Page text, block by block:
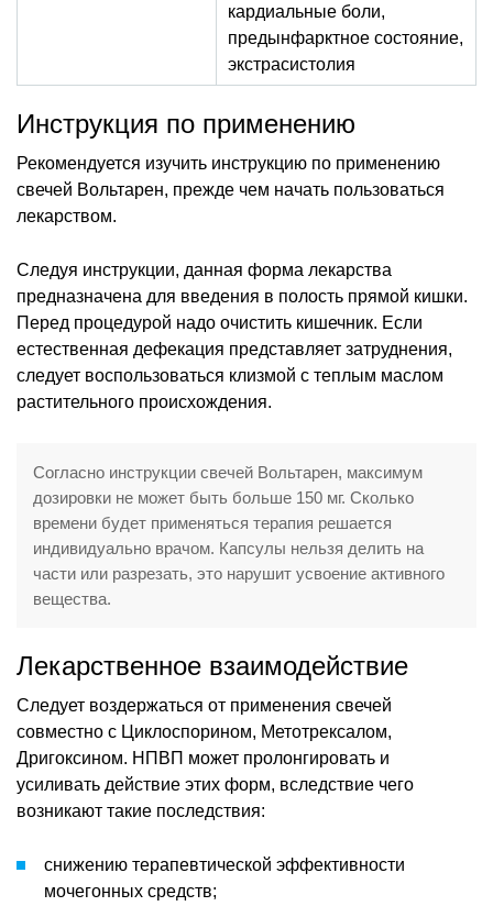
кардиальные боли,
предынфарктное состояние,
экстрасистолия
Инструкция по применению
Рекомендуется изучить инструкцию по применению
свечей Вольтарен, прежде чем начать пользоваться
лекарством.
Следуя инструкции, данная форма лекарства
предназначена для введения в полость прямой кишки.
Перед процедурой надо очистить кишечник. Если
естественная дефекация представляет затруднения,
следует воспользоваться клизмой с теплым маслом
растительного происхождения.
Согласно инструкции свечей Вольтарен, максимум
дозировки не может быть больше 150 мг. Сколько
времени будет применяться терапия решается
индивидуально врачом. Капсулы нельзя делить на
части или разрезать, это нарушит усвоение активного
вещества.
Лекарственное взаимодействие
Следует воздержаться от применения свечей
совместно с Циклоспорином, Метотрексалом,
Дригоксином. НПВП может пролонгировать и
усиливать действие этих форм, вследствие чего
возникают такие последствия:
снижению терапевтической эффективности
мочегонных средств;